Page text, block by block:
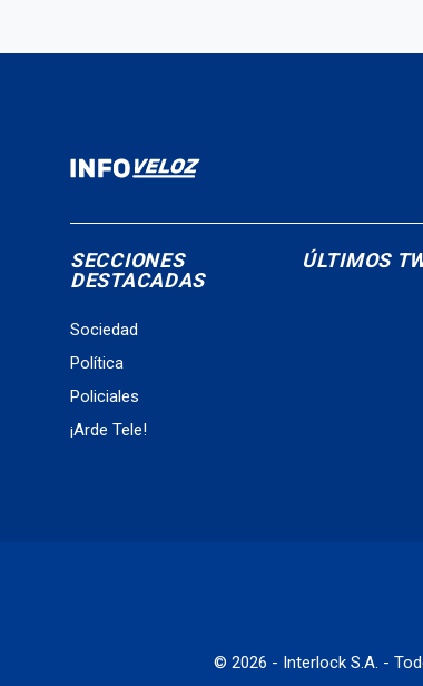
SECCIONES
DESTACADAS
Sociedad
Política
Policiales
¡Arde Tele!
ÚLTIMOS
© 2026 - Interlock S.A. -